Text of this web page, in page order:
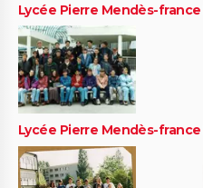
Lycée Pierre Mendès-france
Lycée Pierre Mendès-france